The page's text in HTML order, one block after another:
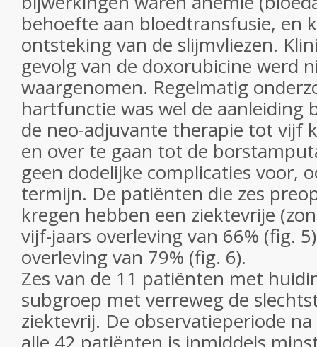
behoefte aan bloedtransfusie, en
ontsteking van de slijmvliezen.
gevolg van de doxorubicine werd
waargenomen. Regelmatig
hartfunctie was wel de aanleiding
de neo-adjuvante therapie tot vijf
en over te gaan tot de
geen dodelijke complicaties voor,
termijn. De patiënten die zes
kregen hebben een ziektevrije
vijf-jaars overleving van 66% (fig.
overleving van 79% (fig. 6).
Zes van de 11 patiënten met
subgroep met verreweg de
ziektevrij. De observatieperiode